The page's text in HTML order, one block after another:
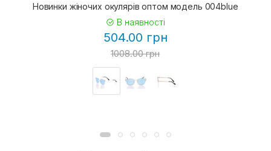
Новинки жіночих окулярів оптом модель 004blue
В наявності
504.00 грн
1008.00 грн